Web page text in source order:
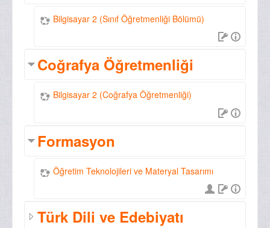
Bilgisayar 2 (Sınıf Öğretmenliği Bölümü)
Coğrafya Öğretmenliği
Bilgisayar 2 (Coğrafya Öğretmenliği)
Formasyon
Öğretim Teknolojileri ve Materyal Tasarımı
Türk Dili ve Edebiyatı